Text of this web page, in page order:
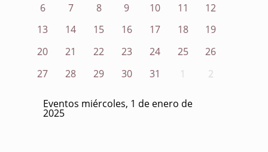
6
7 8 9 10 11
12
13
14 15 16 17 18
19
20
21 22 23 24 25
26
27
28 29 30 31 1 2
Eventos miércoles, 1 de enero de
2025